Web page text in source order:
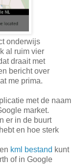
onderwijs
al ruim vier
draait met
bericht over
me prima.
met de naam
market.
er in de buurt
en hoe sterk
kml bestand kunt
of in Google